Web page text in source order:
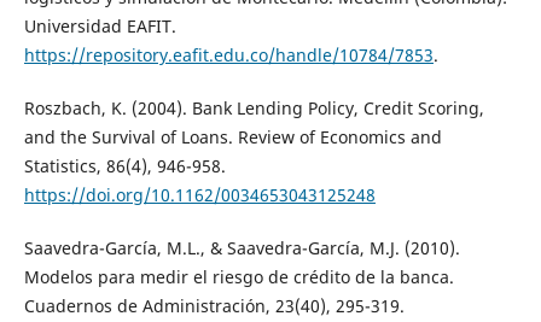
Universidad EAFIT.
https://repository.eafit.edu.co/handle/10784/7853.
Roszbach, K. (2004). Bank Lending Policy, Credit Scoring,
and the Survival of Loans. Review of Economics and
Statistics, 86(4), 946-958.
https://doi.org/10.1162/0034653043125248
Saavedra-García, M.L., & Saavedra-García, M.J. (2010).
Modelos para medir el riesgo de crédito de la banca.
Cuadernos de Administración, 23(40), 295-319.